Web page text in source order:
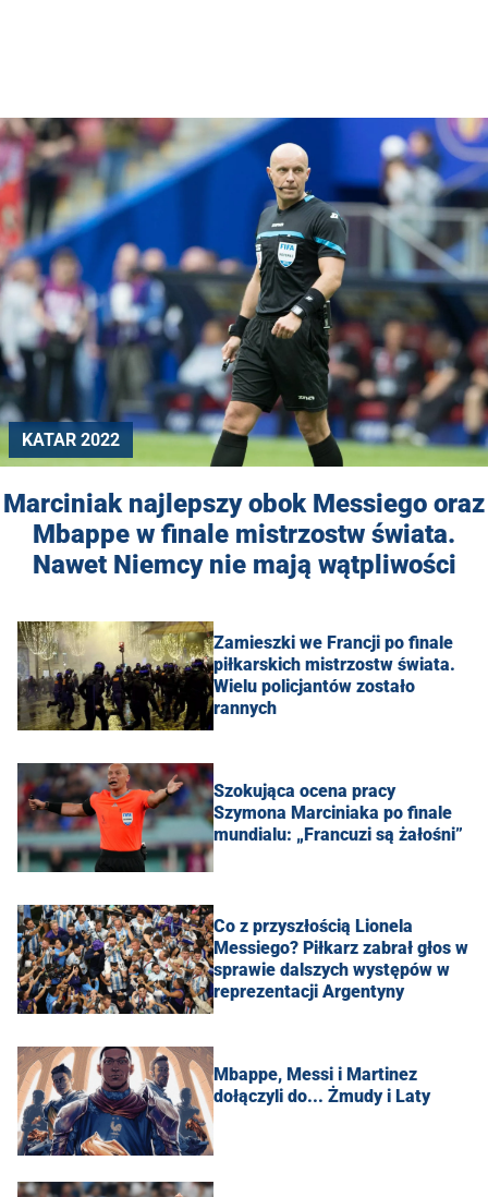
KATAR 2022
Marciniak najlepszy obok Messiego oraz
Mbappe w finale mistrzostw świata.
Nawet Niemcy nie mają wątpliwości
Zamieszki we Francji po finale
piłkarskich mistrzostw świata.
Wielu policjantów zostało
rannych
Szokująca ocena pracy
Szymona Marciniaka po finale
mundialu: „Francuzi są żałośni”
Co z przyszłością Lionela
Messiego? Piłkarz zabrał głos w
sprawie dalszych występów w
reprezentacji Argentyny
Mbappe, Messi i Martinez
dołączyli do... Żmudy i Laty